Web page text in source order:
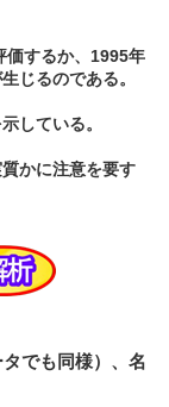
価するか、1995年
じるのである。
している。
かに注意を要す
でも同様）、名